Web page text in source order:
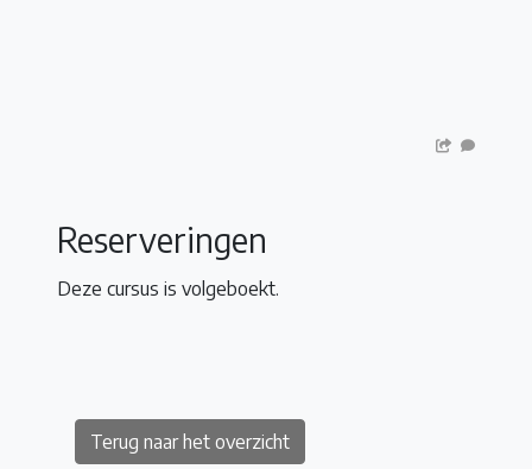
Reserveringen
Deze cursus is volgeboekt.
Terug naar het overzicht